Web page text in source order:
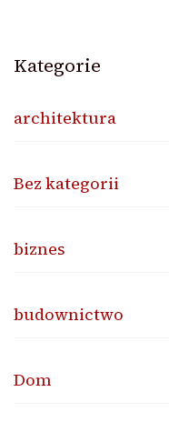
Kategorie
architektura
Bez kategorii
biznes
budownictwo
Dom